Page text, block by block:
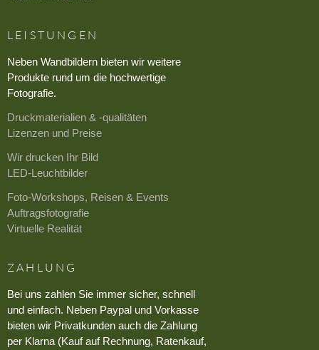
LEISTUNGEN
Neben Wandbildern bieten wir weitere
Produkte rund um die hochwertige
Fotografie.
Druckmaterialien & -qualitäten
Lizenzen und Preise
Wir drucken Ihr Bild
LED-Leuchtbilder
Foto-Workshops, Reisen & Events
Auftragsfotografie
Virtuelle Realität
ZAHLUNG
Bei uns zahlen Sie immer sicher, schnell
und einfach. Neben Paypal und Vorkasse
bieten wir Privatkunden auch die Zahlung
per Klarna (Kauf auf Rechnung, Ratenkauf,